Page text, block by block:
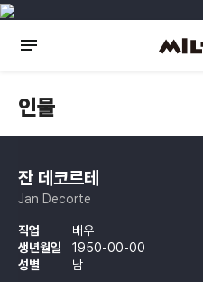
인물
잔 데코르테
Jan Decorte
직업
배우
생년월일
1950-00-00
성별
남